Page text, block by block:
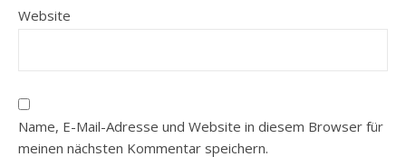
Website
Name, E-Mail-Adresse und Website in diesem Browser für
meinen nächsten Kommentar speichern.